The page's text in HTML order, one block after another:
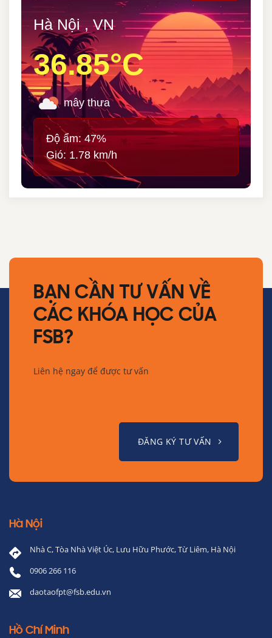
Hà Nội , VN
36.85°C
mây thưa
Độ ẩm: 47%
Gió: 1.78 km/h
BẠN CẦN TƯ VẤN VỀ
CÁC KHÓA HỌC CỦA
FSB?
Liên hệ ngay để được tư vấn
ĐĂNG KÝ TƯ VẤN
Hà Nội
Nhà C, Tòa Nhà Việt Úc, Lưu Hữu Phước, Từ Liêm, Hà Nội
0906 266 116
daotaofpt@fsb.edu.vn
Hồ Chí Minh